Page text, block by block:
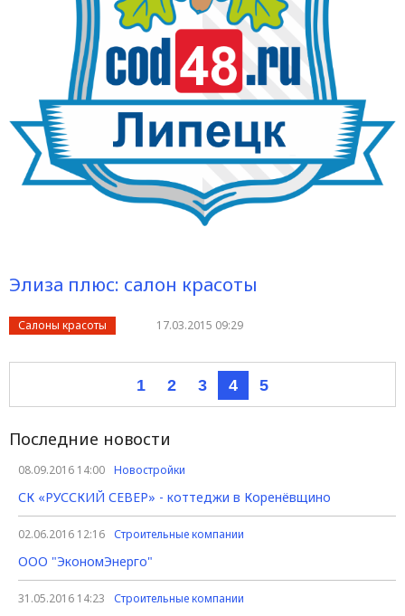
Элиза плюс: салон красоты
Салоны красоты 17.03.2015 09:29
1 2 3 4 5
Последние новости
08.09.2016 14:00 Новостройки
СК «РУССКИЙ СЕВЕР» - коттеджи в Коренёвщино
02.06.2016 12:16 Строительные компании
ООО "ЭкономЭнерго"
31.05.2016 14:23 Строительные компании